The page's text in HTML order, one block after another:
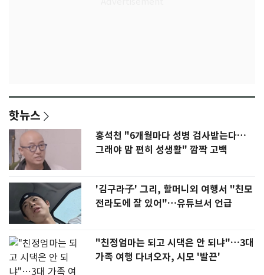
핫뉴스
홍석천 "6개월마다 성병 검사받는다…
그래야 맘 편히 성생활" 깜짝 고백
'김구라子' 그리, 할머니외 여행서 "친모
전라도에 잘 있어"…유튜브서 언급
"친정엄마는 되고 시댁은 안 되냐"…3대
가족 여행 다녀오자, 시모 '발끈'